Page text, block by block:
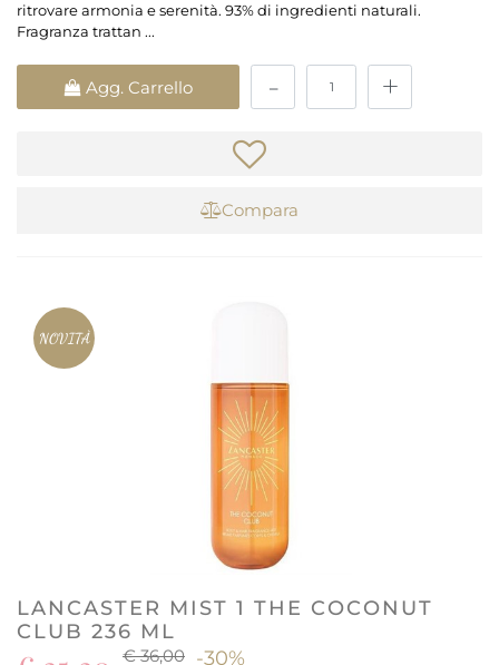
ritrovare armonia e serenità. 93% di ingredienti naturali.
Fragranza trattan ...
Agg. Carrello
Compara
NOVITÀ
LANCASTER MIST 1 THE COCONUT
CLUB 236 ML
€ 36,00 -30%